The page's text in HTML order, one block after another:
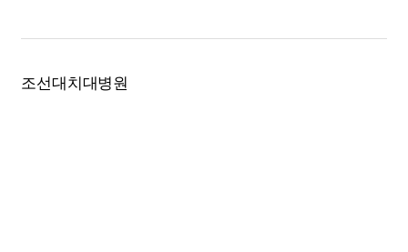
조선대치대병원